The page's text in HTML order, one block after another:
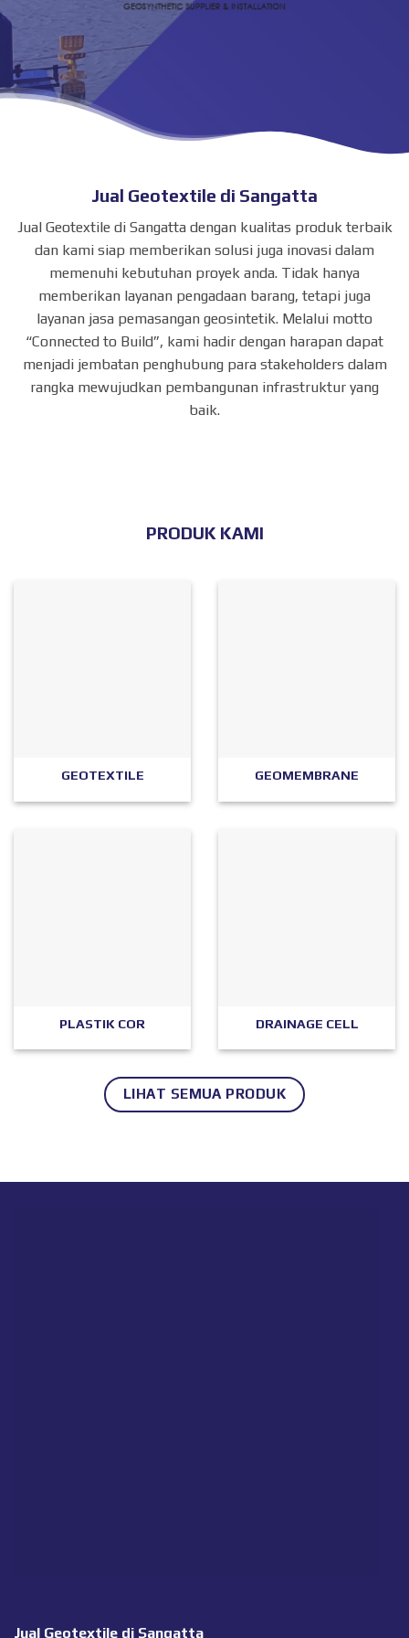
Jual Geotextile di Sangatta
Jual Geotextile di Sangatta dengan kualitas produk terbaik
dan kami siap memberikan solusi juga inovasi dalam
memenuhi kebutuhan proyek anda. Tidak hanya
memberikan layanan pengadaan barang, tetapi juga
layanan jasa pemasangan geosintetik. Melalui motto
“Connected to Build”, kami hadir dengan harapan dapat
menjadi jembatan penghubung para stakeholders dalam
rangka mewujudkan pembangunan infrastruktur yang
baik.
PRODUK KAMI
GEOTEXTILE GEOMEMBRANE
PLASTIK COR DRAINAGE CELL
LIHAT SEMUA PRODUK
Jual Geotextile di Sangatta